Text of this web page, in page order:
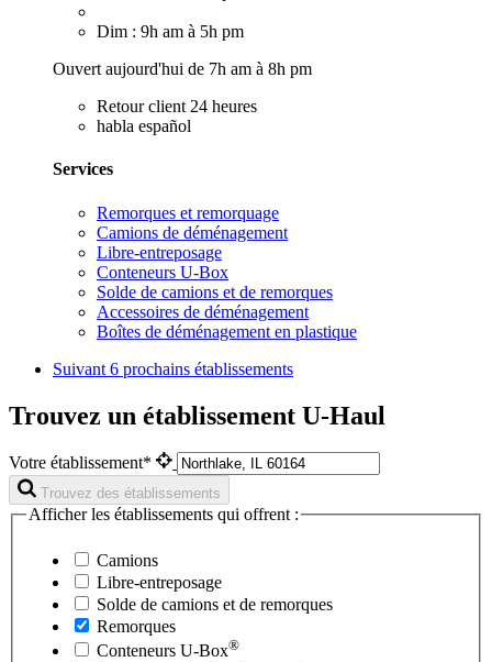
Dim : 9h am à 5h pm
Ouvert aujourd'hui de 7h am à 8h pm
Retour client 24 heures
habla español
Services
Remorques et remorquage
Camions de déménagement
Libre-entreposage
Conteneurs U-Box
Solde de camions et de remorques
Accessoires de déménagement
Boîtes de déménagement en plastique
Suivant 6 prochains établissements
Trouvez un établissement U-Haul
Votre établissement*
Trouvez des établissements
Afficher les établissements qui offrent :
Camions
Libre-entreposage
Solde de camions et de remorques
Remorques
Conteneurs U-Box®